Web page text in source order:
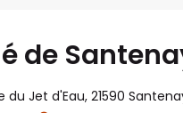
de
du Jet d'Eau, 21590